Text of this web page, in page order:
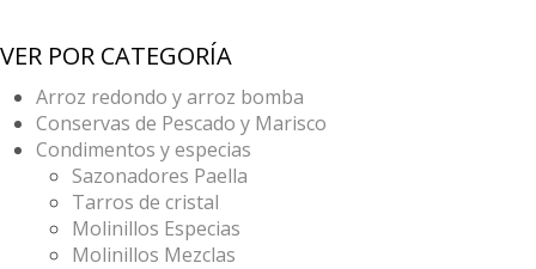
VER POR CATEGORÍA
Arroz redondo y arroz bomba
Conservas de Pescado y Marisco
Condimentos y especias
Sazonadores Paella
Tarros de cristal
Molinillos Especias
Molinillos Mezclas